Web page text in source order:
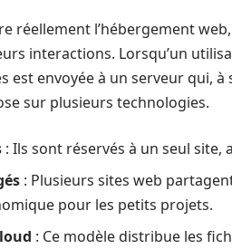
réellement l’hébergement
interactions. Lorsqu’un
est envoyée à un serveur qui,
sur plusieurs technologies.
: Ils sont réservés à un seul
: Plusieurs sites web
pour les petits projets.
: Ce modèle distribue les